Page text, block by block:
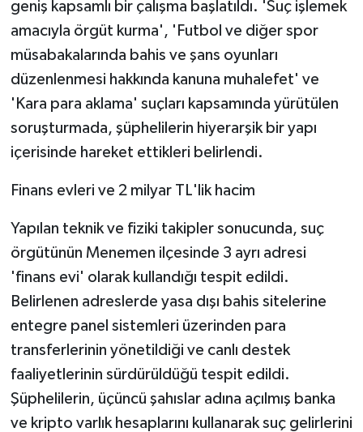
geniş kapsamlı bir çalışma başlatıldı. 'Suç işlemek
amacıyla örgüt kurma', 'Futbol ve diğer spor
müsabakalarında bahis ve şans oyunları
düzenlenmesi hakkında kanuna muhalefet' ve
'Kara para aklama' suçları kapsamında yürütülen
soruşturmada, şüphelilerin hiyerarşik bir yapı
içerisinde hareket ettikleri belirlendi.
Finans evleri ve 2 milyar TL'lik hacim
Yapılan teknik ve fiziki takipler sonucunda, suç
örgütünün Menemen ilçesinde 3 ayrı adresi
'finans evi' olarak kullandığı tespit edildi.
Belirlenen adreslerde yasa dışı bahis sitelerine
entegre panel sistemleri üzerinden para
transferlerinin yönetildiği ve canlı destek
faaliyetlerinin sürdürüldüğü tespit edildi.
Şüphelilerin, üçüncü şahıslar adına açılmış banka
ve kripto varlık hesaplarını kullanarak suç gelirlerini